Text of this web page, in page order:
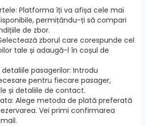
Platforma îți va afișa cele mai
permițându-ți să compari
de zbor.
zborul care corespunde cel
tale și adaugă-l în coșul de
pasagerilor: Introdu
pentru fiecare pasager,
și detaliile de contact.
Alege metoda de plată preferată
Vei primi confirmarea